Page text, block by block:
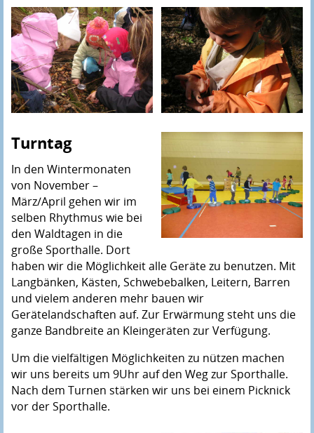
Turntag
In den Wintermonaten
von November –
März/April gehen wir im
selben Rhythmus wie bei
den Waldtagen in die
große Sporthalle. Dort
haben wir die Möglichkeit alle Geräte zu benutzen. Mit
Langbänken, Kästen, Schwebebalken, Leitern, Barren
und vielem anderen mehr bauen wir
Gerätelandschaften auf. Zur Erwärmung steht uns die
ganze Bandbreite an Kleingeräten zur Verfügung.
Um die vielfältigen Möglichkeiten zu nützen machen
wir uns bereits um 9Uhr auf den Weg zur Sporthalle.
Nach dem Turnen stärken wir uns bei einem Picknick
vor der Sporthalle.